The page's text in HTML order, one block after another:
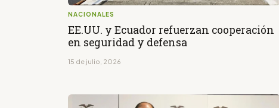
NACIONALES
EE.UU. y Ecuador refuerzan cooperación
en seguridad y defensa
15 de julio, 2026